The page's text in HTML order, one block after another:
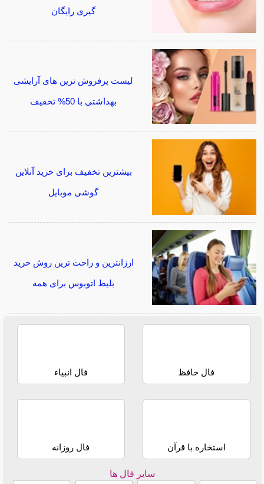
گیری رایگان
لیست پرفروش ترین های آرایشی
بهداشتی با 50% تخفیف
بیشترین تخفیف برای خرید آنلاین
گوشی موبایل
ارزانترین و راحت ترین روش خرید
بلیط اتوبوس برای همه
فال حافظ فال انبیاء
استخاره با قرآن فال روزانه
سایر فال ها